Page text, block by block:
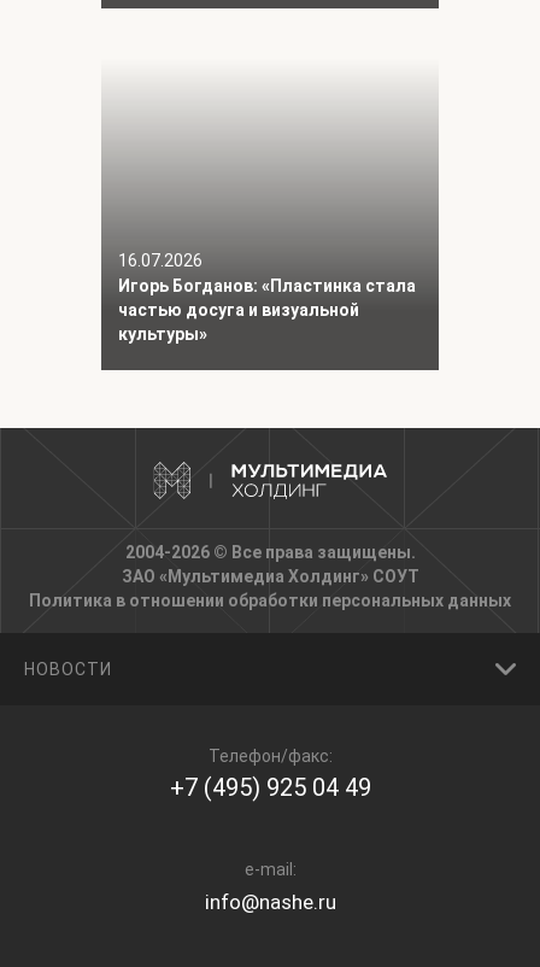
16.07.2026
Игорь Богданов: «Пластинка стала
частью досуга и визуальной
культуры»
2004-2026 © Все права защищены.
ЗАО «Мультимедиа Холдинг» СОУТ
Политика в отношении обработки персональных данных
НОВОСТИ
Телефон/факс:
+7 (495) 925 04 49
e-mail:
info@nashe.ru